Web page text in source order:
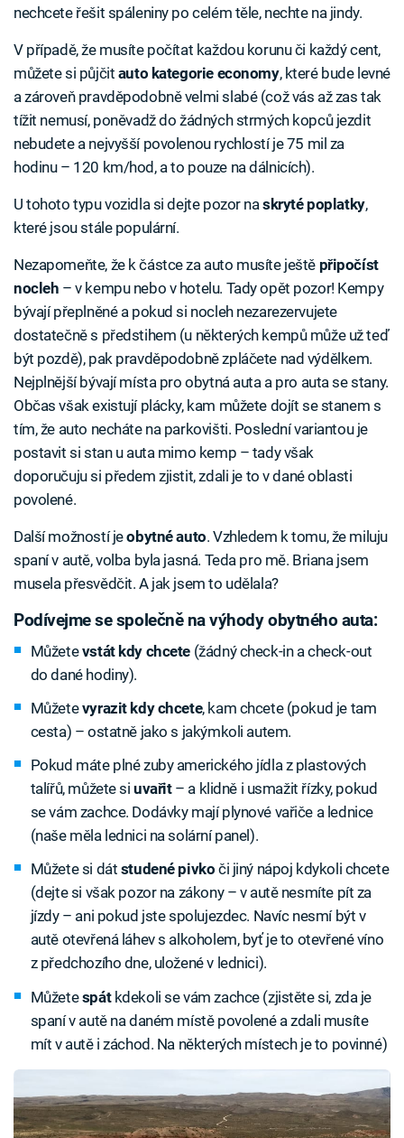
nechcete řešit spáleniny po celém těle, nechte na jindy.
V případě, že musíte počítat každou korunu či každý cent,
můžete si půjčit auto kategorie economy, které bude levné
a zároveň pravděpodobně velmi slabé (což vás až zas tak
tížit nemusí, poněvadž do žádných strmých kopců jezdit
nebudete a nejvyšší povolenou rychlostí je 75 mil za
hodinu – 120 km/hod, a to pouze na dálnicích).
U tohoto typu vozidla si dejte pozor naskryté poplatky,
které jsou stále populární.
Nezapomeňte, že k částce za auto musíte ještě připočíst
nocleh – v kempu nebo v hotelu. Tady opět pozor! Kempy
bývají přeplněné a pokud si nocleh nezarezervujete
dostatečně s předstihem (u některých kempů může už teď
být pozdě), pak pravděpodobně zpláčete nad výdělkem.
Nejplnější bývají místa pro obytná auta a pro auta se stany.
Občas však existují plácky, kam můžete dojít se stanem s
tím, že auto necháte na parkovišti. Poslední variantou je
postavit si stan u auta mimo kemp – tady však
doporučuju si předem zjistit, zdali je to v dané oblasti
povolené.
Další možností jeobytnéauto. Vzhledem k tomu, že miluju
spaní v autě, volba byla jasná. Teda pro mě. Briana jsem
musela přesvědčit. A jak jsem to udělala?
Podívejme se společně na výhody obytného auta:
Můžetevstát kdy chcete (žádný check-in a check-out
do dané hodiny).
Můžetevyrazit kdy chcete, kam chcete (pokud je tam
cesta) – ostatně jako s jakýmkoli autem.
Pokud máte plné zuby amerického jídla z plastových
talířů, můžete siuvařit– a klidně i usmažit řízky, pokud
se vám zachce. Dodávky mají plynové vařiče a lednice
(naše měla lednici na solární panel).
Můžete si dát studené pivko či jiný nápoj kdykoli chcete
(dejte si však pozor na zákony – v autě nesmíte pít za
jízdy – ani pokud jste spolujezdec. Navíc nesmí být v
autě otevřená láhev s alkoholem, byť je to otevřené víno
z předchozího dne, uložené v lednici).
Můžetespátkdekoli se vám zachce (zjistěte si, zda je
spaní v autě na daném místě povolené a zdali musíte
mít v autě i záchod. Na některých místech je to povinné)